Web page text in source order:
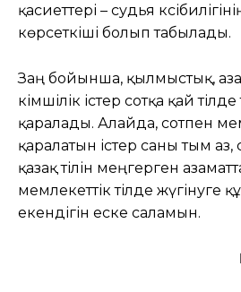
қасиеттері – судья
көрсеткіші болып табылады.
Заң бойынша, қылмыстық,
әкімшілік істер сотқа қай
қаралады. Алайда, сотпен
қаралатын істер саны тым
қазақ тілін меңгерген
мемлекеттік тілде жүгінуге
екендігін еске саламын.